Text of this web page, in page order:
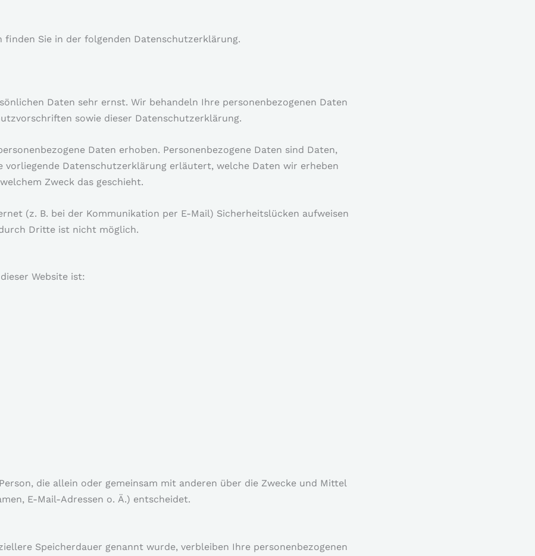
Sie in der folgenden Datenschutzerklärung.
Daten sehr ernst. Wir behandeln Ihre personenbezogenen Daten
sowie dieser Datenschutzerklärung.
Daten erhoben. Personenbezogene Daten sind Daten,
Datenschutzerklärung erläutert, welche Daten wir erheben
Zweck das geschieht.
(z. B. bei der Kommunikation per E-Mail) Sicherheitslücken aufweisen
Dritte ist nicht möglich.
Website ist:
die allein oder gemeinsam mit anderen über die Zwecke und Mittel
E-Mail-Adressen o. Ä.) entscheidet.
Speicherdauer genannt wurde, verbleiben Ihre personenbezogenen